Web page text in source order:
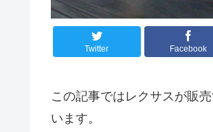
Twitter Facebook
この記事ではレクサスが販
います。